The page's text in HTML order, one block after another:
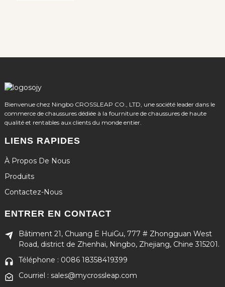
Bienvenue chez Ningbo CROSSLEAP CO., LTD, une société leader dans le
commerce de chaussures dédiée à la fourniture de chaussures de haute
qualité et rentables aux clients du monde entier.
LIENS RAPIDES
À Propos De Nous
Produits
Contactez-Nous
ENTRER EN CONTACT
Bâtiment 21, Chuang E HuiGu, 777 # Zhongguan West
Road, district de Zhenhai, Ningbo, Zhejiang, Chine 315201.
Téléphone : 0086 18358419399
Courriel : sales@mycrossleap.com